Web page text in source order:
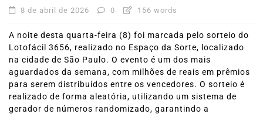
8 de abril de 2026 0 156 words
A noite desta quarta-feira (8) foi marcada pelo sorteio do
Lotofácil 3656, realizado no Espaço da Sorte, localizado
na cidade de São Paulo. O evento é um dos mais
aguardados da semana, com milhões de reais em prêmios
para serem distribuídos entre os vencedores. O sorteio é
realizado de forma aleatória, utilizando um sistema de
gerador de números randomizado, garantindo a